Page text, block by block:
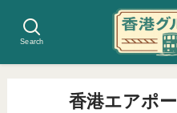
Search
香港エアポ